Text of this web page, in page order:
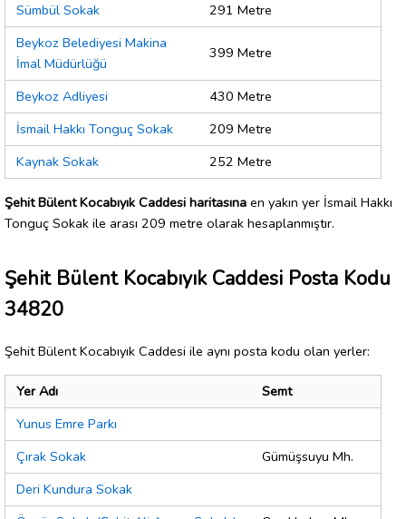
Sümbül Sokak
291 Metre
Beykoz Belediyesi Makina
İmal Müdürlüğü
399 Metre
Beykoz Adliyesi
430 Metre
İsmail Hakkı Tonguç Sokak
209 Metre
Kaynak Sokak
252 Metre
Şehit Bülent Kocabıyık Caddesi haritasına en yakın yer İsmail Hakkı
Tonguç Sokak ile arası 209 metre olarak hesaplanmıştır.
Şehit Bülent Kocabıyık Caddesi Posta Kodu
34820
Şehit Bülent Kocabıyık Caddesi ile aynı posta kodu olan yerler:
Yer Adı
Semt
Yunus Emre Parkı
Çırak Sokak
Gümüşsuyu Mh.
Deri Kundura Sokak